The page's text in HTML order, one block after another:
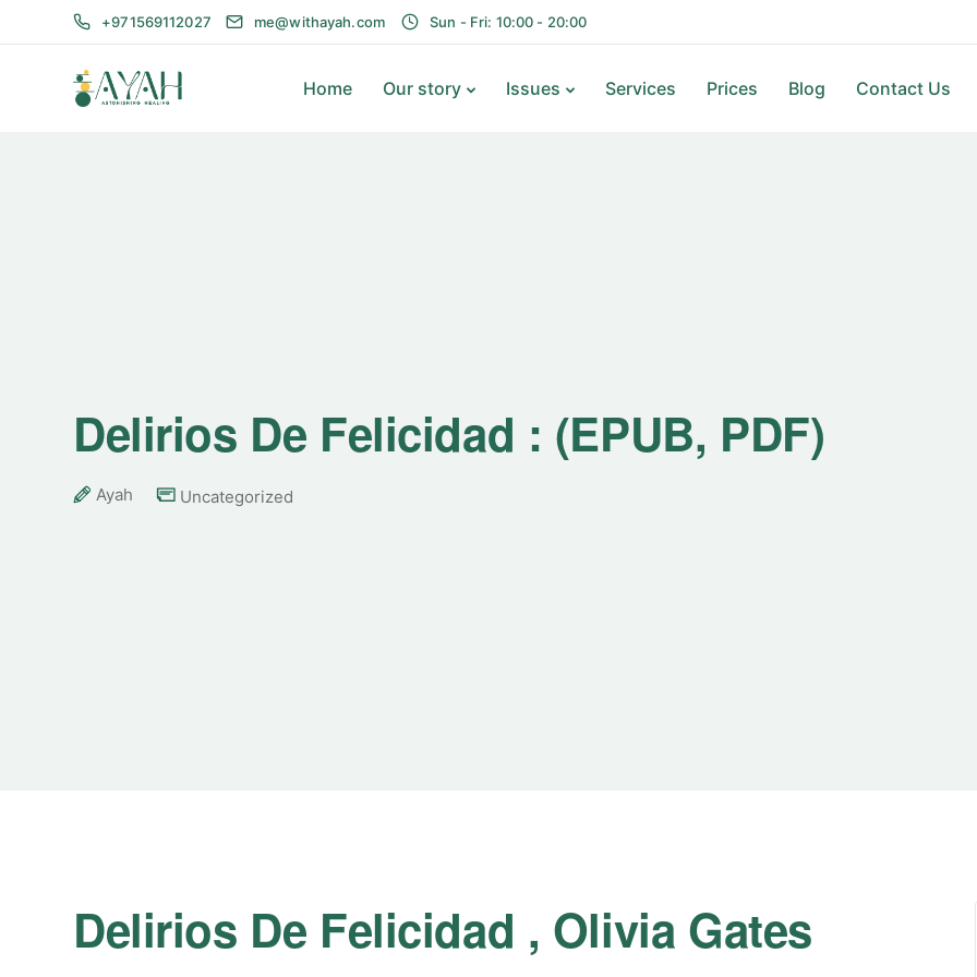
+971569112027 me@withayah.com Sun - Fri: 10:00 - 20:00
Home Our story Issues Services Prices Blog Contact Us
Delirios De Felicidad : (EPUB, PDF)
Ayah Uncategorized
Delirios De Felicidad , Olivia Gates